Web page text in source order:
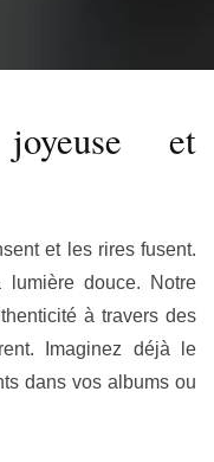
et
et les rires fusent.
douce. Notre
à travers des
Imaginez déjà le
dans vos albums ou